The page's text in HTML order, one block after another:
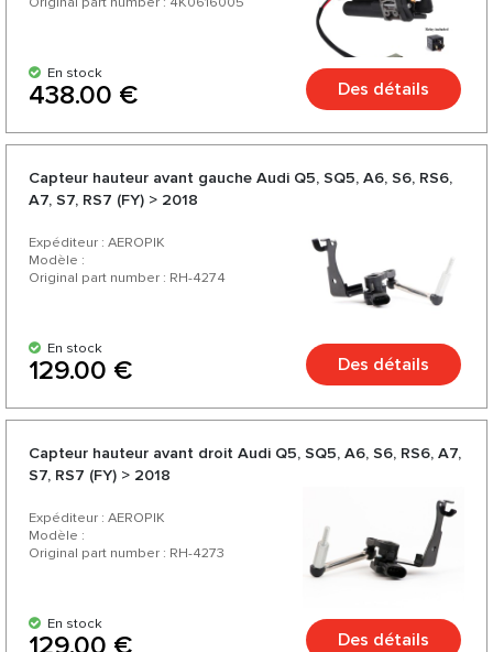
En stock
438.00 € Des détails
Capteur hauteur avant gauche Audi Q5, SQ5, A6, S6, RS6,
A7, S7, RS7 (FY) > 2018
Expéditeur : AEROPIK
Modèle :
Original part number : RH-4274
En stock
129.00 € Des détails
Capteur hauteur avant droit Audi Q5, SQ5, A6, S6, RS6, A7,
S7, RS7 (FY) > 2018
Expéditeur : AEROPIK
Modèle :
Original part number : RH-4273
En stock
Des détails